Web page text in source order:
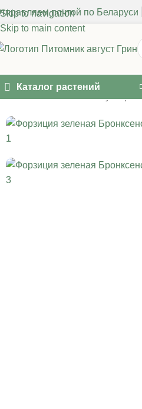
Skip to navigation
Skip to main content
почтой по Беларуси
Каталог растений